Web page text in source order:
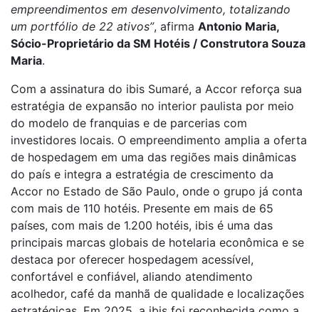
empreendimentos em desenvolvimento, totalizando
um portfólio de 22 ativos”, afirma Antonio Maria,
Sócio-Proprietário da SM Hotéis / Construtora Souza
Maria.
Com a assinatura do ibis Sumaré, a Accor reforça sua
estratégia de expansão no interior paulista por meio
do modelo de franquias e de parcerias com
investidores locais. O empreendimento amplia a oferta
de hospedagem em uma das regiões mais dinâmicas
do país e integra a estratégia de crescimento da
Accor no Estado de São Paulo, onde o grupo já conta
com mais de 110 hotéis. Presente em mais de 65
países, com mais de 1.200 hotéis, ibis é uma das
principais marcas globais de hotelaria econômica e se
destaca por oferecer hospedagem acessível,
confortável e confiável, aliando atendimento
acolhedor, café da manhã de qualidade e localizações